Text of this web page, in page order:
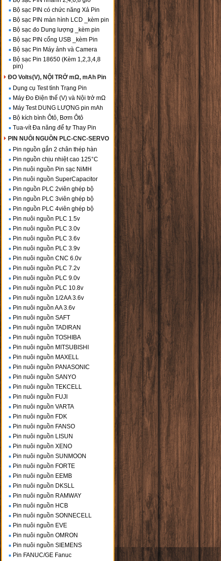
Bộ sạc PIN có chức năng Xả Pin
Bộ sạc PIN màn hình LCD _kèm pin
Bộ sạc đo Dung lượng _kèm pin
Bộ sạc PIN cổng USB _kèm Pin
Bộ sạc Pin Máy ảnh và Camera
Bộ sạc Pin 18650 (Kèm 1,2,3,4,8
pin)
ĐO Volts(V), NỘI TRỞ mΩ, mAh Pin
Dụng cụ Test tình Trạng Pin
Máy Đo Điện thế (V) và Nội trở mΩ
Máy Test DUNG LƯỢNG pin mAh
Bộ kích bình Ôtô, Bơm Ôtô
Tua-vít Đa năng để tự Thay Pin
PIN NUÔI NGUỒN PLC-CNC-SERVO
Pin nguồn gắn 2 chân thép hàn
Pin nguồn chịu nhiệt cao 125°C
Pin nuôi nguồn Pin sạc NiMH
Pin nuôi nguồn SuperCapacitor
Pin nguồn PLC 2viên ghép bộ
Pin nguồn PLC 3viên ghép bộ
Pin nguồn PLC 4viên ghép bộ
Pin nuôi nguồn PLC 1.5v
Pin nuôi nguồn PLC 3.0v
Pin nuôi nguồn PLC 3.6v
Pin nuôi nguồn PLC 3.9v
Pin nuôi nguồn CNC 6.0v
Pin nuôi nguồn PLC 7.2v
Pin nuôi nguồn PLC 9.0v
Pin nuôi nguồn PLC 10.8v
Pin nuôi nguồn 1/2AA 3.6v
Pin nuôi nguồn AA 3.6v
Pin nuôi nguồn SAFT
Pin nuôi nguồn TADIRAN
Pin nuôi nguồn TOSHIBA
Pin nuôi nguồn MITSUBISHI
Pin nuôi nguồn MAXELL
Pin nuôi nguồn PANASONIC
Pin nuôi nguồn SANYO
Pin nuôi nguồn TEKCELL
Pin nuôi nguồn FUJI
Pin nuôi nguồn VARTA
Pin nuôi nguồn FDK
Pin nuôi nguồn FANSO
Pin nuôi nguồn LISUN
Pin nuôi nguồn XENO
Pin nuôi nguồn SUNMOON
Pin nuôi nguồn FORTE
Pin nuôi nguồn EEMB
Pin nuôi nguồn DKSLL
Pin nuôi nguồn RAMWAY
Pin nuôi nguồn HCB
Pin nuôi nguồn SONNECELL
Pin nuôi nguồn EVE
Pin nuôi nguồn OMRON
Pin nuôi nguồn SIEMENS
Pin FANUC/GE Fanuc